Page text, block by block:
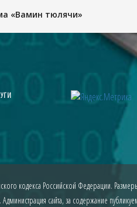
«Вамин тюлячи»
кодекса Российской Федерации.
сайта, за содержание